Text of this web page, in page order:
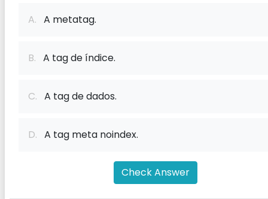
A. A metatag.
B. A tag de índice.
C. A tag de dados.
D. A tag meta noindex.
Check Answer